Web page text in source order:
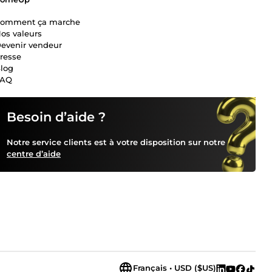
Besoin d’aide ?
Notre service clients est à votre disposition sur notre
centre d’aide
ça marche
valeurs
vendeur
Français • USD ($US)